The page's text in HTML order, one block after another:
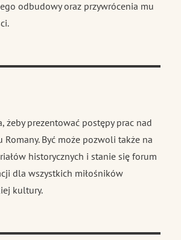
odbudowy oraz przywrócenia mu
żeby prezentować postępy prac nad
Romany. Być może pozwoli także na
historycznych i stanie się forum
dla wszystkich miłośników
kultury.